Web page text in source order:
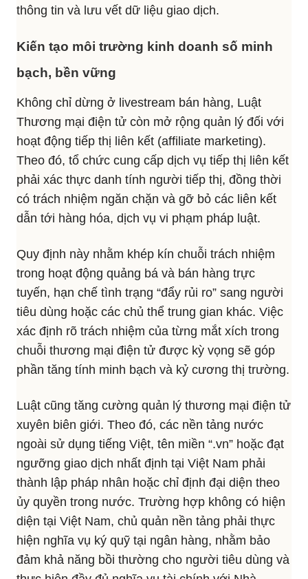
thông tin và lưu vết dữ liệu giao dịch.
Kiến tạo môi trường kinh doanh số minh
bạch, bền vững
Không chỉ dừng ở livestream bán hàng, Luật
Thương mại điện tử còn mở rộng quản lý đối với
hoạt động tiếp thị liên kết (affiliate marketing).
Theo đó, tổ chức cung cấp dịch vụ tiếp thị liên kết
phải xác thực danh tính người tiếp thị, đồng thời
có trách nhiệm ngăn chặn và gỡ bỏ các liên kết
dẫn tới hàng hóa, dịch vụ vi phạm pháp luật.
Quy định này nhằm khép kín chuỗi trách nhiệm
trong hoạt động quảng bá và bán hàng trực
tuyến, hạn chế tình trạng “đẩy rủi ro” sang người
tiêu dùng hoặc các chủ thể trung gian khác. Việc
xác định rõ trách nhiệm của từng mắt xích trong
chuỗi thương mại điện tử được kỳ vọng sẽ góp
phần tăng tính minh bạch và kỷ cương thị trường.
Luật cũng tăng cường quản lý thương mại điện tử
xuyên biên giới. Theo đó, các nền tảng nước
ngoài sử dụng tiếng Việt, tên miền “.vn” hoặc đạt
ngưỡng giao dịch nhất định tại Việt Nam phải
thành lập pháp nhân hoặc chỉ định đại diện theo
ủy quyền trong nước. Trường hợp không có hiện
diện tại Việt Nam, chủ quản nền tảng phải thực
hiện nghĩa vụ ký quỹ tại ngân hàng, nhằm bảo
đảm khả năng bồi thường cho người tiêu dùng và